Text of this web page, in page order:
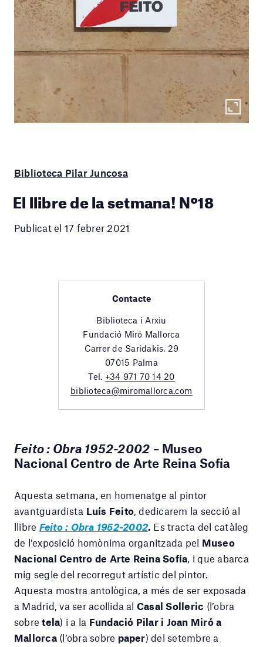
Biblioteca Pilar Juncosa
El llibre de la setmana! Nº18
Publicat el 17 febrer 2021
Contacte
Biblioteca i Arxiu
Fundació Miró Mallorca
Carrer de Saridakis, 29
07015 Palma
Tel. +34 971 70 14 20
biblioteca@miromallorca.com
Feito : Obra 1952-2002 – Museo
Nacional Centro de Arte Reina Sofía
Aquesta setmana, en homenatge al pintor
avantguardista Luís Feito, dedicarem la secció al
llibre Feito : Obra 1952-2002. Es tracta del catàleg
de l’exposició homònima organitzada pel Museo
Nacional Centro de Arte Reina Sofía, i que abarca
mig segle del recorregut artístic del pintor.
Aquesta mostra antològica, a més de ser exposada
a Madrid, va ser acollida al Casal Solleric (l’obra
sobretela) i a la Fundació Pilar i Joan Miró a
Mallorca(l’obra sobre paper) del setembre a